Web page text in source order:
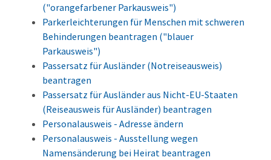
("orangefarbener Parkausweis")
Parkerleichterungen für Menschen mit schweren
Behinderungen beantragen ("blauer
Parkausweis")
Passersatz für Ausländer (Notreiseausweis)
beantragen
Passersatz für Ausländer aus Nicht-EU-Staaten
(Reiseausweis für Ausländer) beantragen
Personalausweis - Adresse ändern
Personalausweis - Ausstellung wegen
Namensänderung bei Heirat beantragen